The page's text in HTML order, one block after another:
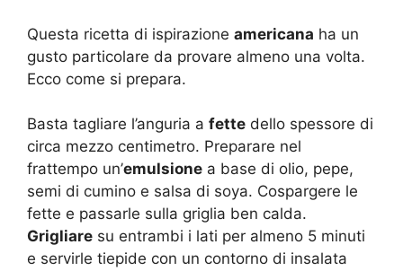
Questa ricetta di ispirazione americana ha un
gusto particolare da provare almeno una volta.
Ecco come si prepara.
Basta tagliare l’anguria a fette dello spessore di
circa mezzo centimetro. Preparare nel
frattempo un’emulsione a base di olio, pepe,
semi di cumino e salsa di soya. Cospargere le
fette e passarle sulla griglia ben calda.
Grigliare su entrambi i lati per almeno 5 minuti
e servirle tiepide con un contorno di insalata